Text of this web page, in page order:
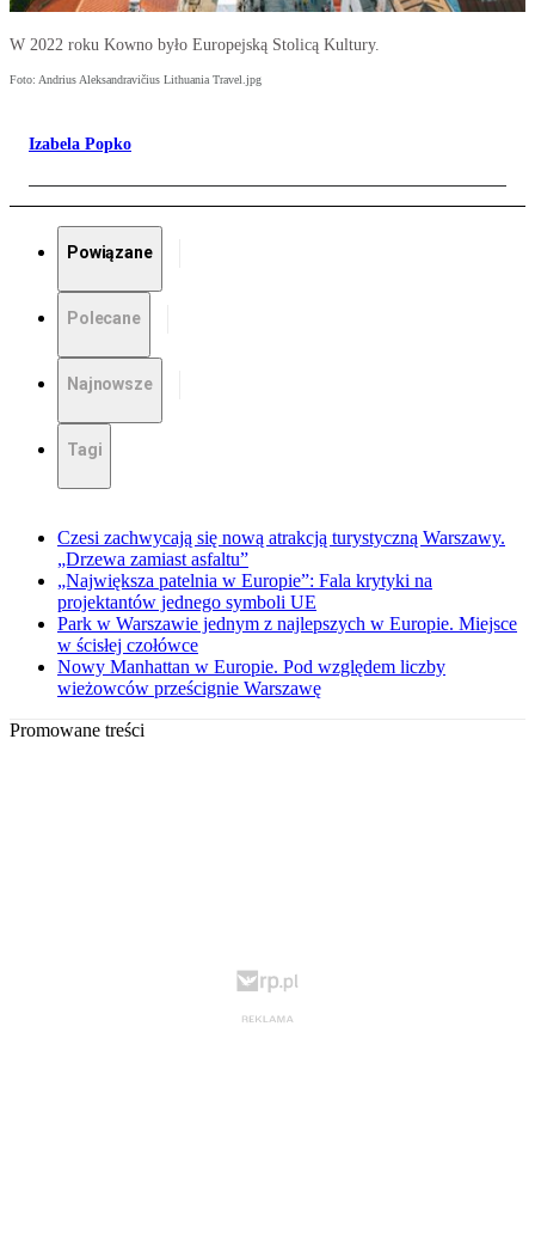
W 2022 roku Kowno było Europejską Stolicą Kultury.
Foto: Andrius Aleksandravičius Lithuania Travel.jpg
Izabela Popko
Powiązane
Polecane
Najnowsze
Tagi
Czesi zachwycają się nową atrakcją turystyczną Warszawy.
„Drzewa zamiast asfaltu”
„Największa patelnia w Europie”: Fala krytyki na
projektantów jednego symboli UE
Park w Warszawie jednym z najlepszych w Europie. Miejsce
w ścisłej czołówce
Nowy Manhattan w Europie. Pod względem liczby
wieżowców prześcignie Warszawę
Promowane treści